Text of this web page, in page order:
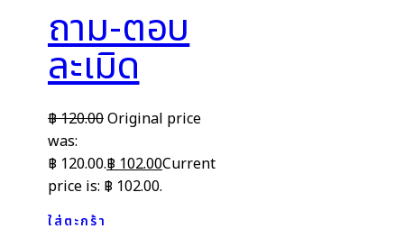
ถาม-ตอบ
ละเมิด
฿120.00Original price
was:
฿ 120.00.฿102.00Current
price is: ฿ 102.00.
ใส่ตะกร้า